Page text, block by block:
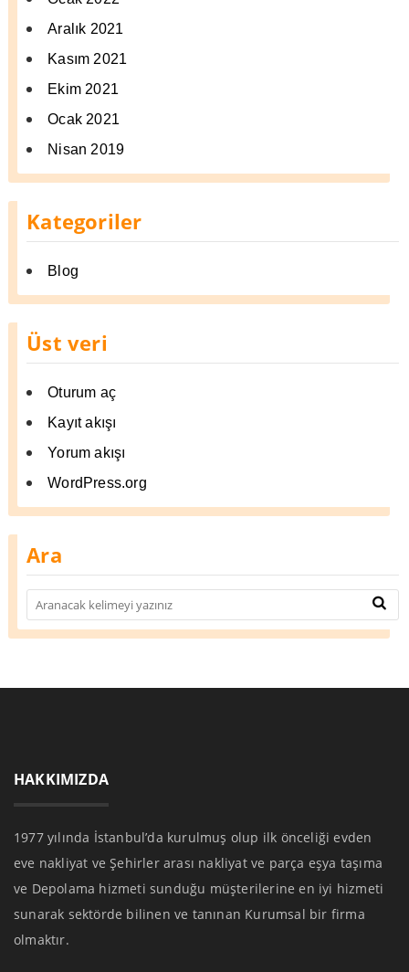
Aralık 2021
Kasım 2021
Ekim 2021
Ocak 2021
Nisan 2019
Kategoriler
Blog
Üst veri
Oturum aç
Kayıt akışı
Yorum akışı
WordPress.org
Ara
HAKKIMIZDA
1977 yılında İstanbul’da kurulmuş olup ilk önceliği evden
eve nakliyat ve Şehirler arası nakliyat ve parça eşya taşıma
ve Depolama hizmeti sunduğu müşterilerine en iyi hizmeti
sunarak sektörde bilinen ve tanınan Kurumsal bir firma
olmaktır.